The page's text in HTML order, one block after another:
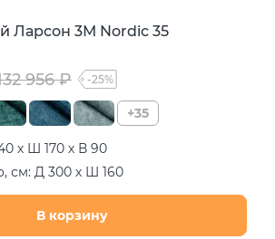
Ларсон 3М Nordic 35
956 ₽ -25%
+35
х Ш 170 х В 90
см: Д 300 х Ш 160
В корзину